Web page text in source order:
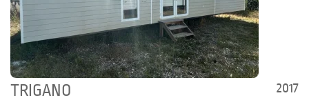
2017
TRIGANO